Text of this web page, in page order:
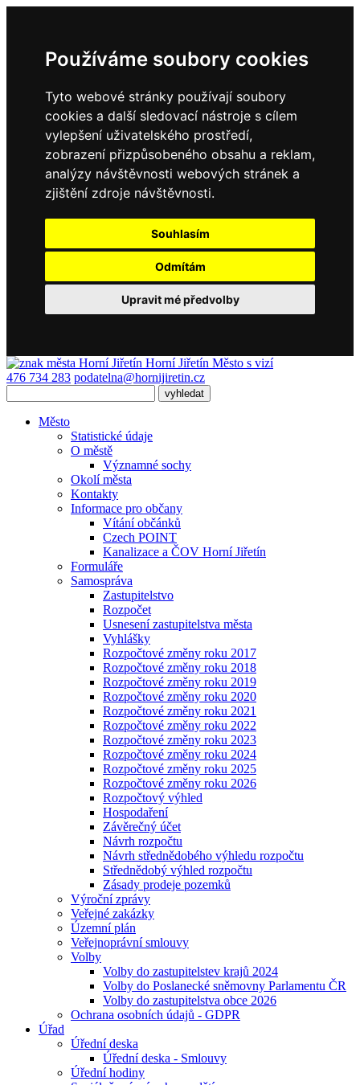
Používáme soubory cookies
Tyto webové stránky používají soubory
cookies a další sledovací nástroje s cílem
vylepšení uživatelského prostředí,
zobrazení přizpůsobeného obsahu a reklam,
analýzy návštěvnosti webových stránek a
zjištění zdroje návštěvnosti.
Souhlasím
Odmítám
Upravit mé předvolby
Horní Jiřetín Město s vizí
476 734 283 podatelna@hornijiretin.cz
Město
Statistické údaje
O městě
Významné sochy
Okolí města
Kontakty
Informace pro občany
Vítání občánků
Czech POINT
Kanalizace a ČOV Horní Jiřetín
Formuláře
Samospráva
Zastupitelstvo
Rozpočet
Usnesení zastupitelstva města
Vyhlášky
Rozpočtové změny roku 2017
Rozpočtové změny roku 2018
Rozpočtové změny roku 2019
Rozpočtové změny roku 2020
Rozpočtové změny roku 2021
Rozpočtové změny roku 2022
Rozpočtové změny roku 2023
Rozpočtové změny roku 2024
Rozpočtové změny roku 2025
Rozpočtové změny roku 2026
Rozpočtový výhled
Hospodaření
Závěrečný účet
Návrh rozpočtu
Návrh střednědobého výhledu rozpočtu
Střednědobý výhled rozpočtu
Zásady prodeje pozemků
Výroční zprávy
Veřejné zakázky
Územní plán
Veřejnoprávní smlouvy
Volby
Volby do zastupitelstev krajů 2024
Volby do Poslanecké sněmovny Parlamentu ČR
Volby do zastupitelstva obce 2026
Ochrana osobních údajů - GDPR
Úřad
Úřední deska
Úřední deska - Smlouvy
Úřední hodiny